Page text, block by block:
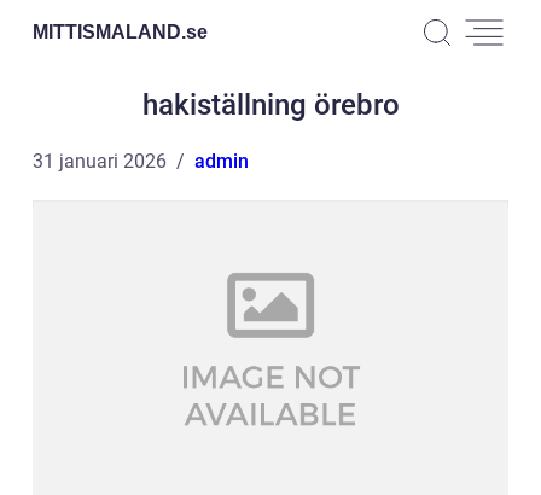
MITTISMALAND.se
hakiställning örebro
31 januari 2026 admin